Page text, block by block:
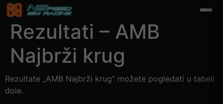
Rezultati – AMB
Najbrži krug
Rezultate „AMB Najbrži krug“ možete pogledati u tabeli
dole.